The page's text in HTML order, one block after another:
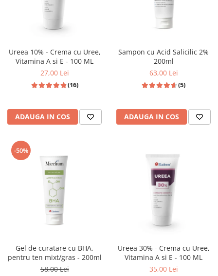
Ureea 10% - Crema cu Uree,
Vitamina A si E - 100 ML
27,00 Lei
(16)
ADAUGA IN COS
Sampon cu Acid Salicilic 2%
200ml
63,00 Lei
(5)
ADAUGA IN COS
-50%
Gel de curatare cu BHA,
pentru ten mixt/gras - 200ml
58,00 Lei
Ureea 30% - Crema cu Uree,
Vitamina A si E - 100 ML
35,00 Lei